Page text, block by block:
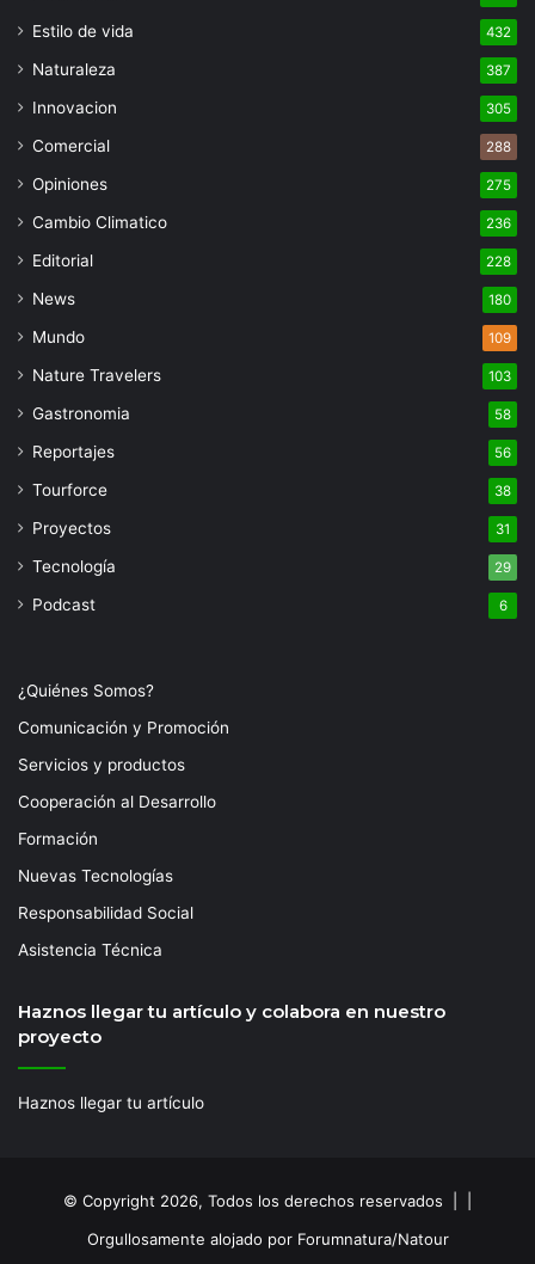
Estilo de vida 432
Naturaleza 387
Innovacion 305
Comercial 288
Opiniones 275
Cambio Climatico 236
Editorial 228
News 180
Mundo 109
Nature Travelers 103
Gastronomia 58
Reportajes 56
Tourforce 38
Proyectos 31
Tecnología 29
Podcast 6
¿Quiénes Somos?
Comunicación y Promoción
Servicios y productos
Cooperación al Desarrollo
Formación
Nuevas Tecnologías
Responsabilidad Social
Asistencia Técnica
Haznos llegar tu artículo y colabora en nuestro
proyecto
Haznos llegar tu artículo
© Copyright 2026, Todos los derechos reservados | |
Orgullosamente alojado por Forumnatura/Natour